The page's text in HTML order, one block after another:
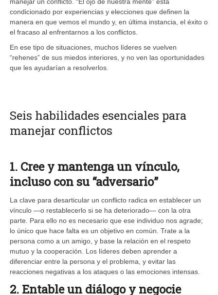
condicionado por experiencias y elecciones que definen la
manera en que vemos el mundo y, en última instancia, el éxito o
el fracaso al enfrentarnos a los conflictos.
En ese tipo de situaciones, muchos líderes se vuelven
“rehenes” de sus miedos interiores, y no ven las oportunidades
que les ayudarían a resolverlos.
Seis habilidades esenciales para
manejar conflictos
1. Cree y mantenga un vínculo,
incluso con su “adversario”
La clave para desarticular un conflicto radica en establecer un
vínculo —o restablecerlo si se ha deteriorado— con la otra
parte. Para ello no es necesario que ese individuo nos agrade;
lo único que hace falta es un objetivo en común. Trate a la
persona como a un amigo, y base la relación en el respeto
mutuo y la cooperación. Los líderes deben aprender a
diferenciar entre la persona y el problema, y evitar las
reacciones negativas a los ataques o las emociones intensas.
2. Entable un diálogo y negocie